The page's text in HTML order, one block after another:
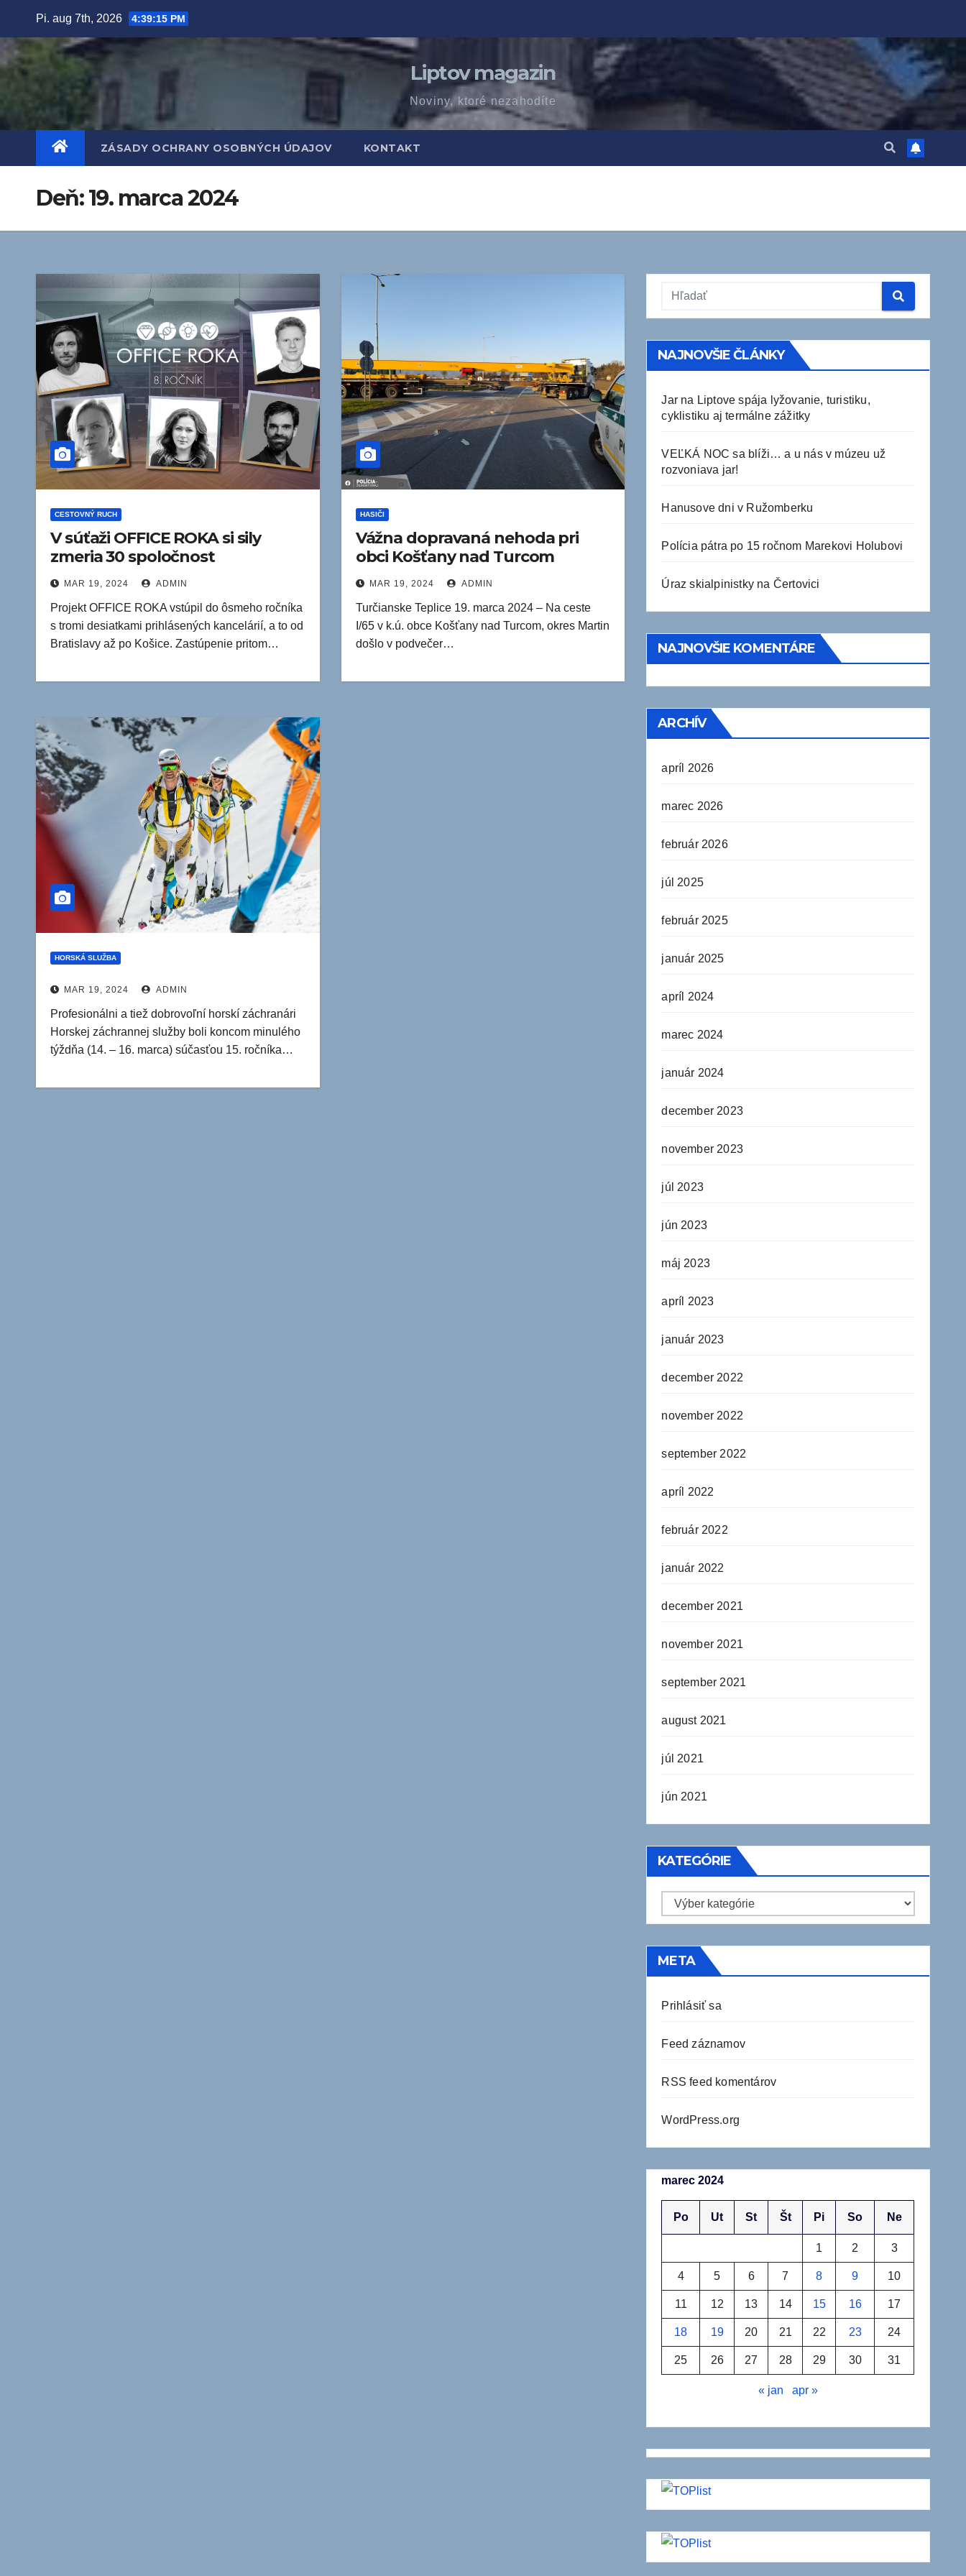
obsah
Pi. aug 7th, 2026 4:39:16 PM
Liptov magazin
Noviny, ktoré nezahodíte
ZÁSADY OCHRANY OSOBNÝCH ÚDAJOV KONTAKT
Deň:19. marca 2024
CESTOVNÝ RUCH
V súťaži OFFICE ROKA si sily
zmeria 30 spoločnost
MAR 19, 2024 ADMIN
Projekt OFFICE ROKA vstúpil do ôsmeho ročníka
s tromi desiatkami prihlásených kancelárií, a to od
Bratislavy až po Košice. Zastúpenie pritom…
HASIČI
Vážna dopravaná nehoda pri
obci Košťany nad Turcom
MAR 19, 2024 ADMIN
Turčianske Teplice 19. marca 2024 – Na ceste
I/65 v k.ú. obce Košťany nad Turcom, okres Martin
došlo v podvečer…
HORSKÁ SLUŽBA
MAR 19, 2024 ADMIN
Profesionálni a tiež dobrovoľní horskí záchranári
Horskej záchrannej služby boli koncom minulého
týždňa (14. – 16. marca) súčasťou 15. ročníka…
NAJNOVŠIE ČLÁNKY
Jar na Liptove spája lyžovanie, turistiku,
cyklistiku aj termálne zážitky
VEĽKÁ NOC sa blíži… a u nás v múzeu už
rozvoniava jar!
Hanusove dni v Ružomberku
Polícia pátra po 15 ročnom Marekovi Holubovi
Úraz skialpinistky na Čertovici
NAJNOVŠIE KOMENTÁRE
ARCHÍV
apríl 2026
marec 2026
február 2026
júl 2025
február 2025
január 2025
apríl 2024
marec 2024
január 2024
december 2023
november 2023
júl 2023
jún 2023
máj 2023
apríl 2023
január 2023
december 2022
november 2022
september 2022
apríl 2022
február 2022
január 2022
december 2021
november 2021
september 2021
august 2021
júl 2021
jún 2021
KATEGÓRIE
Kategórie
META
Prihlásiť sa
Feed záznamov
RSS feed komentárov
WordPress.org
marec 2024
Po Ut St Št Pi So Ne
1 2 3
4 5 6 7 8 9 10
11 12 13 14 15 16 17
18 19 20 21 22 23 24
25 26 27 28 29 30 31
« jan apr »